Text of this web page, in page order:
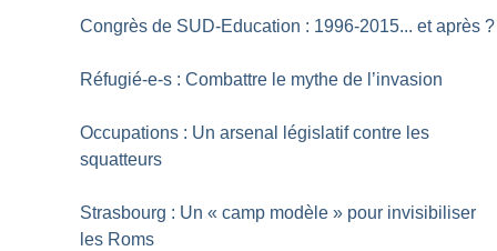
Congrès de SUD-Education : 1996-2015... et après ?
Réfugié-e-s : Combattre le mythe de l’invasion
Occupations : Un arsenal législatif contre les
squatteurs
Strasbourg : Un « camp modèle » pour invisibiliser
les Roms